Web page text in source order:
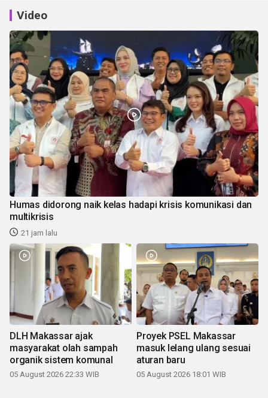
Video
Humas didorong naik kelas hadapi krisis komunikasi dan
multikrisis
21 jam lalu
DLH Makassar ajak
masyarakat olah sampah
organik sistem komunal
05 August 2026 22:33 WIB
Proyek PSEL Makassar
masuk lelang ulang sesuai
aturan baru
05 August 2026 18:01 WIB